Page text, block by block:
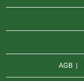
AGB